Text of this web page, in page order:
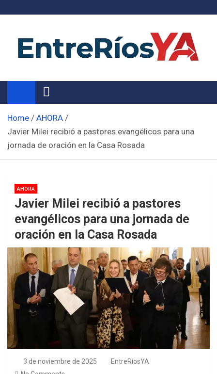
Noticias de Entre Ríos
Información de toda la provincia ahora
Home
AHORA
Javier Milei recibió a pastores evangélicos para una
jornada de oración en la Casa Rosada
AHORA
Javier Milei recibió a pastores
evangélicos para una jornada de
oración en la Casa Rosada
3 de noviembre de 2025
EntreRíosYA